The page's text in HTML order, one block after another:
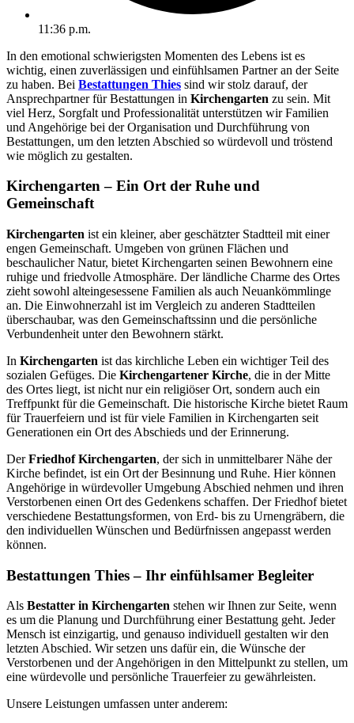
11:36 p.m.
In den emotional schwierigsten Momenten des Lebens ist es
wichtig, einen zuverlässigen und einfühlsamen Partner an der Seite
zu haben. Bei Bestattungen Thies sind wir stolz darauf, der
Ansprechpartner für Bestattungen in Kirchengarten zu sein. Mit
viel Herz, Sorgfalt und Professionalität unterstützen wir Familien
und Angehörige bei der Organisation und Durchführung von
Bestattungen, um den letzten Abschied so würdevoll und tröstend
wie möglich zu gestalten.
Kirchengarten – Ein Ort der Ruhe und
Gemeinschaft
Kirchengarten ist ein kleiner, aber geschätzter Stadtteil mit einer
engen Gemeinschaft. Umgeben von grünen Flächen und
beschaulicher Natur, bietet Kirchengarten seinen Bewohnern eine
ruhige und friedvolle Atmosphäre. Der ländliche Charme des Ortes
zieht sowohl alteingesessene Familien als auch Neuankömmlinge
an. Die Einwohnerzahl ist im Vergleich zu anderen Stadtteilen
überschaubar, was den Gemeinschaftssinn und die persönliche
Verbundenheit unter den Bewohnern stärkt.
In Kirchengarten ist das kirchliche Leben ein wichtiger Teil des
sozialen Gefüges. Die Kirchengartener Kirche, die in der Mitte
des Ortes liegt, ist nicht nur ein religiöser Ort, sondern auch ein
Treffpunkt für die Gemeinschaft. Die historische Kirche bietet Raum
für Trauerfeiern und ist für viele Familien in Kirchengarten seit
Generationen ein Ort des Abschieds und der Erinnerung.
DerFriedhof Kirchengarten, der sich in unmittelbarer Nähe der
Kirche befindet, ist ein Ort der Besinnung und Ruhe. Hier können
Angehörige in würdevoller Umgebung Abschied nehmen und ihren
Verstorbenen einen Ort des Gedenkens schaffen. Der Friedhof bietet
verschiedene Bestattungsformen, von Erd- bis zu Urnengräbern, die
den individuellen Wünschen und Bedürfnissen angepasst werden
können.
Bestattungen Thies – Ihr einfühlsamer Begleiter
Als Bestatter in Kirchengarten stehen wir Ihnen zur Seite, wenn
es um die Planung und Durchführung einer Bestattung geht. Jeder
Mensch ist einzigartig, und genauso individuell gestalten wir den
letzten Abschied. Wir setzen uns dafür ein, die Wünsche der
Verstorbenen und der Angehörigen in den Mittelpunkt zu stellen, um
eine würdevolle und persönliche Trauerfeier zu gewährleisten.
Unsere Leistungen umfassen unter anderem: